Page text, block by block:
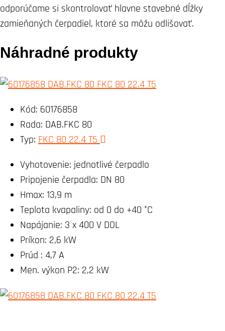
odporúčame si skontrolovať hlavne stavebné dĺžky
zamieňaných čerpadiel, ktoré sa môžu odlišovať.
Náhradné produkty
Kód: 60176858
Rada: DAB.FKC 80
Typ: FKC 80 22.4 T5
Vyhotovenie: jednotlivé čerpadlo
Pripojenie čerpadla: DN 80
Hmax: 13,9 m
Teplota kvapaliny: od 0 do +40 °C
Napájanie: 3 x 400 V DOL
Príkon: 2,6 kW
Prúd : 4,7 A
Men. výkon P2: 2,2 kW